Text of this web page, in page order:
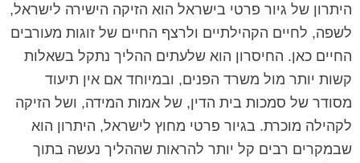
היתרון של גיור פרטי בישראל הוא הזיקה הישירה לישראל,
לשפה, לחיים הקהילתיים ולרצף החיים של זוגות מעורבים
החיים כאן. החיסרון הוא שלעתים ההליך נתקל בשאלות
קשות יותר מול משרד הפנים, ובמיוחד אם אין תיעוד
מסודר של סמכות בית הדין, של אמות המידה, ושל הזיקה
לקהילה מוכרת. בגיור פרטי מחוץ לישראל, היתרון הוא
שבמקרים רבים קל יותר להראות שההליך נעשה בתוך